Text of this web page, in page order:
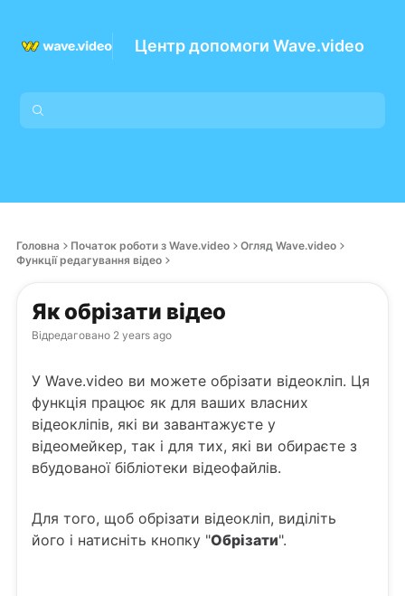
Центр допомоги Wave.video
Головна Початок роботи з Wave.video
Огляд Wave.video
Функції редагування відео
Як обрізати відео
Відредаговано 2 years ago
У Wave.video ви можете обрізати відеокліп. Ця
функція працює як для ваших власних
відеокліпів, які ви завантажуєте у
відеомейкер, так і для тих, які ви обираєте з
вбудованої бібліотеки відеофайлів.
Для того, щоб обрізати відеокліп, виділіть
його і натисніть кнопку "Обрізати".